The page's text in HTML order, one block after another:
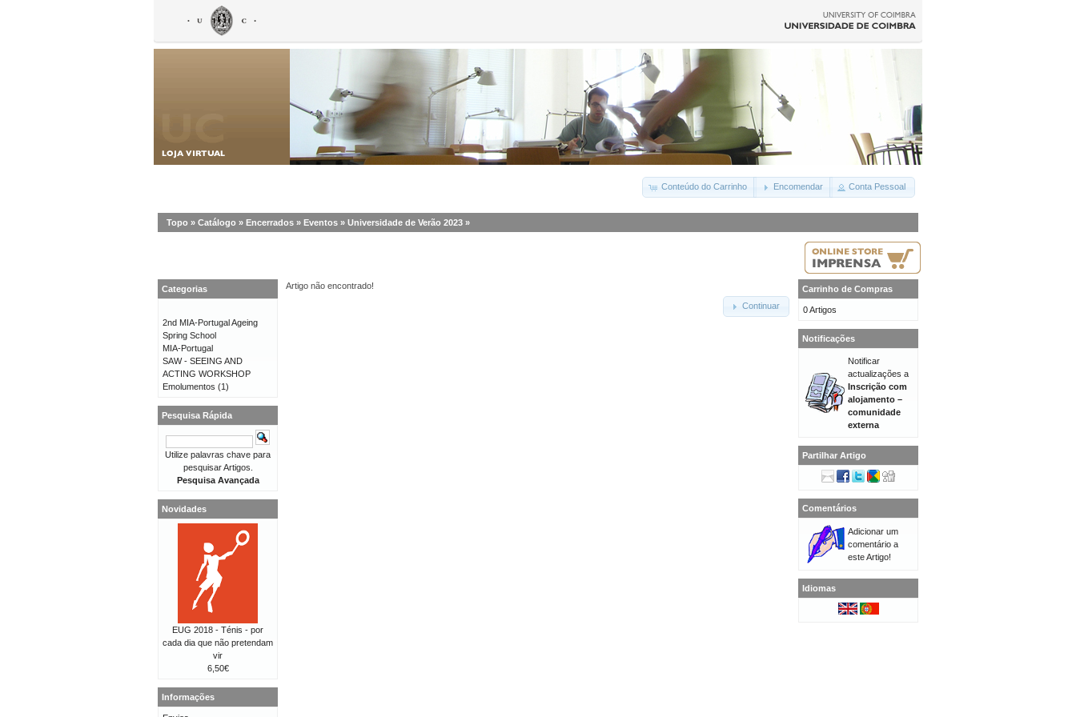
Conteúdo do Carrinho Encomendar Conta Pessoal
Topo » Catálogo » Encerrados » Eventos » Universidade de Verão 2023 »
Artigo não encontrado!
Continuar
Categorias
2nd MIA-Portugal Ageing
Spring School
MIA-Portugal
SAW - SEEING AND
ACTING WORKSHOP
Emolumentos (1)
Pesquisa Rápida
Utilize palavras chave para
pesquisar Artigos.
Pesquisa Avançada
Novidades
EUG 2018 - Ténis - por
cada dia que não pretendam
vir
6,50€
Informações
Carrinho de Compras
0 Artigos
Notificações
Notificar
actualizações a
Inscrição com
alojamento –
comunidade
externa
Partilhar Artigo
Comentários
Adicionar um
comentário a
este Artigo!
Idiomas